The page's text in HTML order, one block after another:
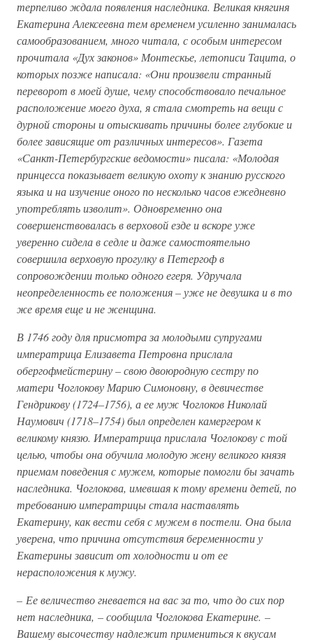
терпеливо ждала появления наследника. Великая княгиня
Екатерина Алексеевна тем временем усиленно занималась
самообразованием, много читала, с особым интересом
прочитала «Дух законов» Монтескье, летописи Тацита, о
которых позже написала: «Они произвели странный
переворот в моей душе, чему способствовало печальное
расположение моего духа, я стала смотреть на вещи с
дурной стороны и отыскивать причины более глубокие и
более зависящие от различных интересов». Газета
«Санкт-Петербургские ведомости» писала: «Молодая
принцесса показывает великую охоту к знанию русского
языка и на изучение оного по несколько часов ежедневно
употреблять изволит». Одновременно она
совершенствовалась в верховой езде и вскоре уже
уверенно сидела в седле и даже самостоятельно
совершила верховую прогулку в Петергоф в
сопровождении только одного егеря. Удручала
неопределенность ее положения – уже не девушка и в то
же время еще и не женщина.
В 1746 году для присмотра за молодыми супругами
императрица Елизавета Петровна прислала
обергофмейстерину – свою двоюродную сестру по
матери Чоглокову Марию Симоновну, в девичестве
Гендрикову (1724–1756), а ее муж Чоглоков Николай
Наумович (1718–1754) был определен камергером к
великому князю. Императрица прислала Чоглокову с той
целью, чтобы она обучила молодую жену великого князя
приемам поведения с мужем, которые помогли бы зачать
наследника. Чоглокова, имевшая к тому времени детей, по
требованию императрицы стала наставлять
Екатерину, как вести себя с мужем в постели. Она была
уверена, что причина отсутствия беременности у
Екатерины зависит от холодности и от ее
нерасположения к мужу.
– Ее величество гневается на вас за то, что до сих пор
нет наследника, – сообщила Чоглокова Екатерине. –
Вашему высочеству надлежит примениться к вкусам